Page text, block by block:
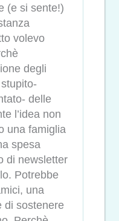
(e si sente!)
volevo
degli
delle
l’idea non
una famiglia
spesa
di newsletter
Potrebbe
una
di sostenere